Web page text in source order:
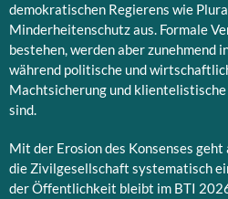
demokratischen Regierens wie
Minderheitenschutz aus. Formale
bestehen, werden aber zunehmend
während politische und
Machtsicherung und
sind.
Mit der Erosion des Konsenses
die Zivilgesellschaft systematisch
der Öffentlichkeit bleibt im BTI